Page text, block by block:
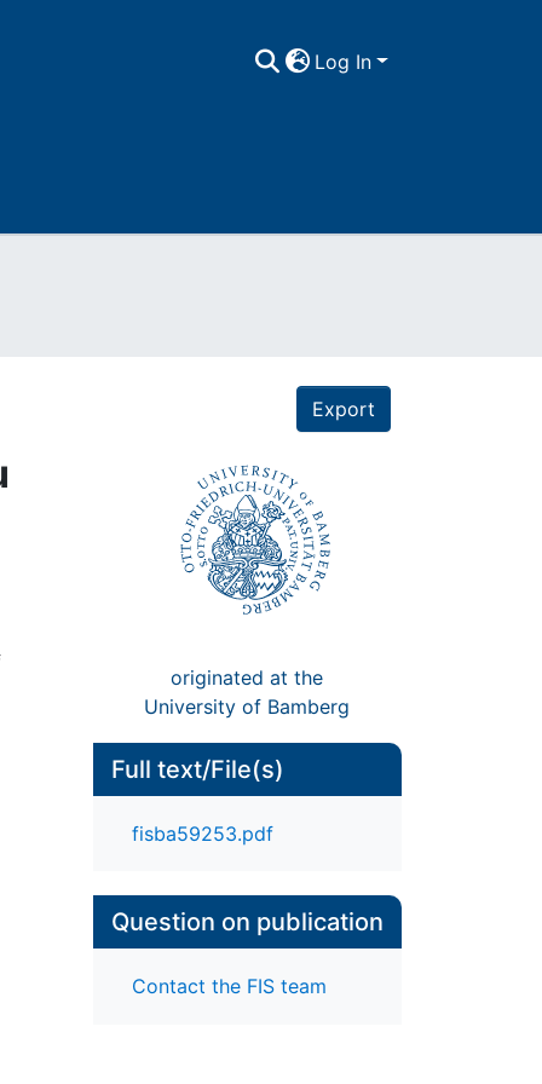
Log In
Export
originated at the
University of Bamberg
Full text/File(s)
fisba59253.pdf
Question on publication
Contact the FIS team